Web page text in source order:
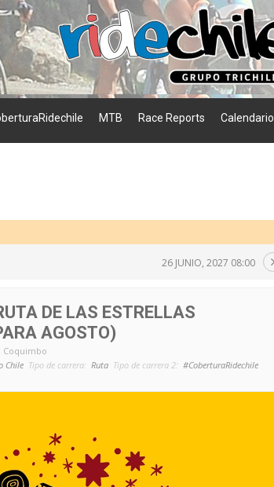
MTB Race Reports Calendario
26 JUNIO, 2027 08:00
DE LAS ESTRELLAS
AGOSTO)
Coquimbo
Chile Tipo de carrera: Ruta Tipo de carrera 2: #CoberturaRidechile